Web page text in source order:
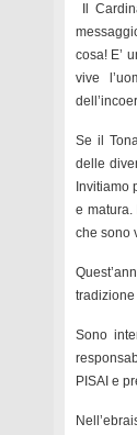
Il
cosa! E’
vive
Se il
delle
Invitiamo
e matura.
che sono
Sono
PISAI e